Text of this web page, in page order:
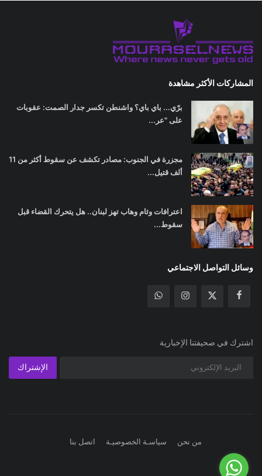
المشاركات الأكثر مشاهدة
برّي... باي باي؟ واشنطن تكسر جدار الصمت: عقوبات
على "عر...
مجزرة في الجنوب: مصادر تكشف عن سقوط أكثر من 11
ألف قتيل...
اعترافات وئام وهاب تهز لبنان.. هل يتحرك القضاء قبل
سقوط...
وسائل التواصل الاجتماعي
اشترك في صحيفتنا الإخبارية
الإشتراك
من نحن سياسـة الخصوصيـة اتصل بنا